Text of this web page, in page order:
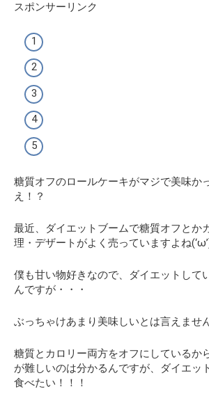
スポンサーリンク
糖質オフのロールケーキがマジで美味か
え！？
最近、ダイエットブームで糖質オフとか
理・デザートがよく売っていますよね
僕も甘い物好きなので、ダイエットして
んですが・・・
ぶっちゃけあまり美味しいとは言えませ
糖質とカロリー両方をオフにしているか
が難しいのは分かるんですが、
ダイエッ
食べたい！！！